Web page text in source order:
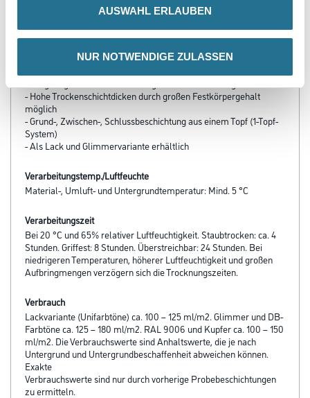
AUSWAHL ERLAUBEN
NUR NOTWENDIGE ZULASSEN
- Korrosivitätskategorie C4 Prüfbericht für Korrosivitätskategorie
DIN EN ISO 12944 Teil 6 (Institut für Oberflächentechnik GmbH)
- Hohe Trockenschichtdicken durch großen Festkörpergehalt
möglich
- Grund-, Zwischen-, Schlussbeschichtung aus einem Topf (1-Topf-
System)
- Als Lack und Glimmervariante erhältlich
Verarbeitungstemp./Luftfeuchte
Material-, Umluft- und Untergrundtemperatur: Mind. 5 °C
Verarbeitungszeit
Bei 20 °C und 65% relativer Luftfeuchtigkeit. Staubtrocken: ca. 4
Stunden. Griffest: 8 Stunden. Überstreichbar: 24 Stunden. Bei
niedrigeren Temperaturen, höherer Luftfeuchtigkeit und großen
Aufbringmengen verzögern sich die Trocknungszeiten.
Verbrauch
Lackvariante (Unifarbtöne) ca. 100 – 125 ml/m2. Glimmer und DB-
Farbtöne ca. 125 – 180 ml/m2. RAL 9006 und Kupfer ca. 100 – 150
ml/m2. Die Verbrauchswerte sind Anhaltswerte, die je nach
Untergrund und Untergrundbeschaffenheit abweichen können.
Exakte
Verbrauchswerte sind nur durch vorherige Probebeschichtungen
zu ermitteln.